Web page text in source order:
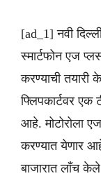
[ad_1] नवी
स्मार्टफोन एज
करण्याची तयारी
फ्लिपकार्टवर एक
आहे. मोटोरोला
करण्यात येणार
बाजारात लाँच